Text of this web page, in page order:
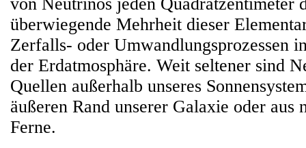
überwiegende Mehrheit dieser
Zerfalls- oder Umwandlungsprozessen
der Erdatmosphäre. Weit seltener sind
Quellen außerhalb unseres
äußeren Rand unserer Galaxie oder aus
Ferne.